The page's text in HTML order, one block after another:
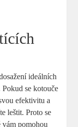
ideálních
se kotouče
efektivitu a
leštit. Proto se
pomohou